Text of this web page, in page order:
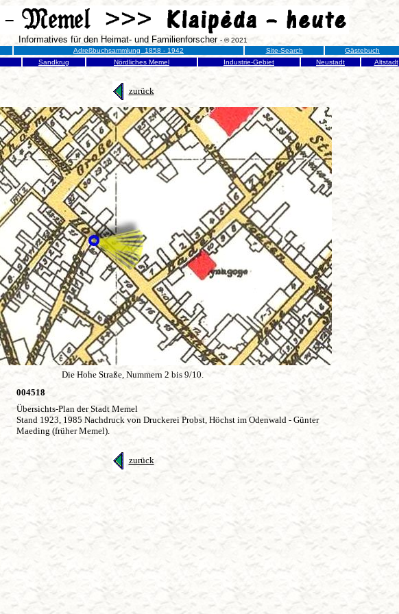
Informatives für den Heimat- und Familienforscher - © 2021
Adreßbuchsammlung 1858 - 1942 Site-Search Gästebuch
Sandkrug Nördliches Memel Industrie-Gebiet Neustadt Altstadt
zurück
Die Hohe Straße, Nummern 2 bis 9/10.
004518
Übersichts-Plan der Stadt Memel
Stand 1923, 1985 Nachdruck von Druckerei Probst, Höchst im Odenwald - Günter
Maeding (früher Memel).
zurück